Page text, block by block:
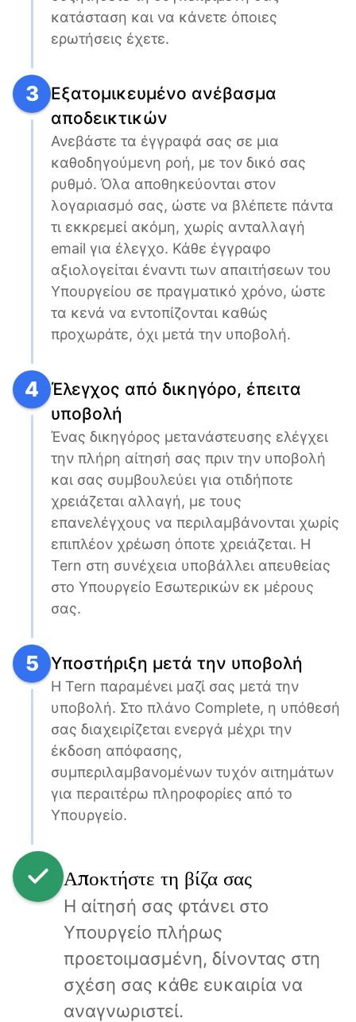
κατάσταση και να κάνετε όποιες
ερωτήσεις έχετε.
3
Εξατομικευμένο ανέβασμα
αποδεικτικών
Ανεβάστε τα έγγραφά σας σε μια
καθοδηγούμενη ροή, με τον δικό σας
ρυθμό. Όλα αποθηκεύονται στον
λογαριασμό σας, ώστε να βλέπετε πάντα
τι εκκρεμεί ακόμη, χωρίς ανταλλαγή
email για έλεγχο. Κάθε έγγραφο
αξιολογείται έναντι των απαιτήσεων του
Υπουργείου σε πραγματικό χρόνο, ώστε
τα κενά να εντοπίζονται καθώς
προχωράτε, όχι μετά την υποβολή.
4
Έλεγχος από δικηγόρο, έπειτα
υποβολή
Ένας δικηγόρος μετανάστευσης ελέγχει
την πλήρη αίτησή σας πριν την υποβολή
και σας συμβουλεύει για οτιδήποτε
χρειάζεται αλλαγή, με τους
επανελέγχους να περιλαμβάνονται χωρίς
επιπλέον χρέωση όποτε χρειάζεται. Η
Tern στη συνέχεια υποβάλλει απευθείας
στο Υπουργείο Εσωτερικών εκ μέρους
σας.
5 Υποστήριξη μετά την υποβολή
Η Tern παραμένει μαζί σας μετά την
υποβολή. Στο πλάνο Complete, η υπόθεσή
σας διαχειρίζεται ενεργά μέχρι την
έκδοση απόφασης,
συμπεριλαμβανομένων τυχόν αιτημάτων
για περαιτέρω πληροφορίες από το
Υπουργείο.
Αποκτήστε τη βίζα σας
Η αίτησή σας φτάνει στο
Υπουργείο πλήρως
προετοιμασμένη, δίνοντας στη
σχέση σας κάθε ευκαιρία να
αναγνωριστεί.